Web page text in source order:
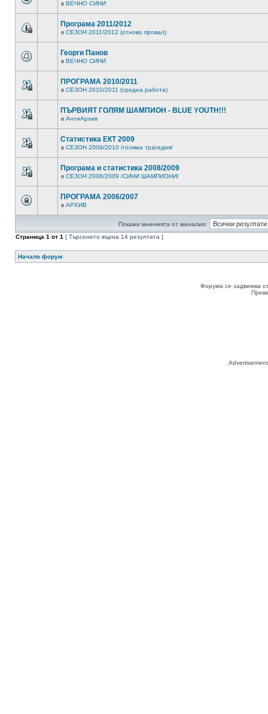
в ВЕЧНО СИНИ
Програма 2011/2012
в СЕЗОН 2011/2012 (отново провал)
Георги Панов
в ВЕЧНО СИНИ
ПРОГРАМА 2010/2011
в СЕЗОН 2010/2011 (средна работа)
ПЪРВИЯТ ГОЛЯМ ШАМПИОН - BLUE YOUTH!!!
в АнтиАрхив
Статистика ЕКТ 2009
в СЕЗОН 2009/2010 /голяма трагедия/
Програма и статистика 2008/2009
в СЕЗОН 2008/2009 /СИНИ ШАМПИОНИ/
ПРОГРАМА 2006/2007
в АРХИВ
Покажи мненията от миналия:
Страница 1 от 1 [ Търсенето върна 14 резултата ]
Начало форум
Форума се задвижва